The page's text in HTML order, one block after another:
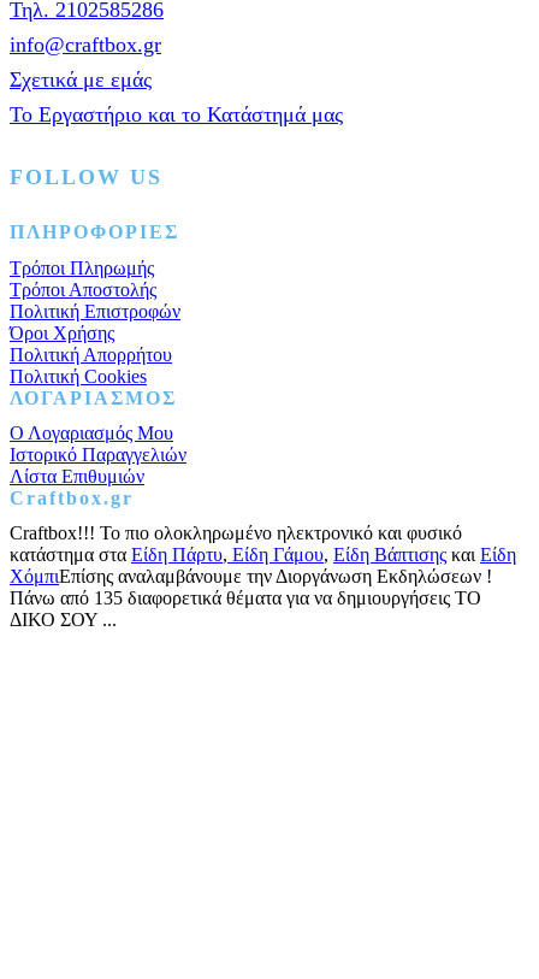
Τηλ. 2102585286
info@craftbox.gr
Σχετικά με εμάς
Το Εργαστήριο και το Κατάστημά μας
FOLLOW US
Facebook
Instagram
Pinterest
ΠΛΗΡΟΦΟΡΙΕΣ
Τρόποι Πληρωμής
Τρόποι Αποστολής
Πολιτική Επιστροφών
Όροι Χρήσης
Πολιτική Απορρήτου
Πολιτική Cookies
ΛΟΓΑΡΙΑΣΜΟΣ
Ο Λογαριασμός Μου
Ιστορικό Παραγγελιών
Λίστα Επιθυμιών
Craftbox.gr
Craftbox!!! Το πιο ολοκληρωμένο ηλεκτρονικό και φυσικό
κατάστημα στα Είδη Πάρτυ, Είδη Γάμου, Είδη Βάπτισης και Είδη
ΧόμπιΕπίσης αναλαμβάνουμε την Διοργάνωση Εκδηλώσεων !
Πάνω από 135 διαφορετικά θέματα για να δημιουργήσεις ΤΟ
ΔΙΚΟ ΣΟΥ ...